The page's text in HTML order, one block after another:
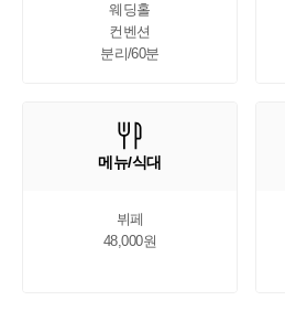
웨딩홀
컨벤션
분리/60분
메뉴/식대
뷔페
48,000원